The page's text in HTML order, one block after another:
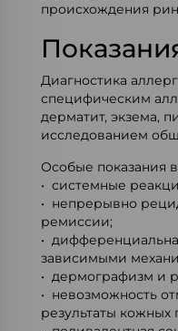
происхождения
Диагностика
специфическим
дерматит, экзема,
исследованием
Особые показания
• системные
• непрерывно
ремиссии;
•
зависимыми
• дермографизм и
• невозможность
результаты кожных